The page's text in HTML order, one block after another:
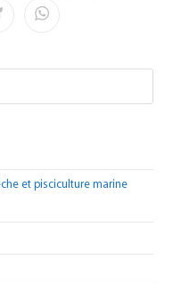
et pisciculture marine